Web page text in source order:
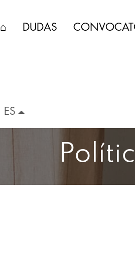
⌂ DUDAS
ES